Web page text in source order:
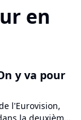
en
y va pour
l'Eurovision,